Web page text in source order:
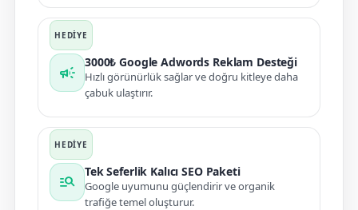
campaign
3000₺ Google Adwords Reklam Desteği
Hızlı görünürlük sağlar ve doğru kitleye daha
çabuk ulaştırır.
manage_search
Tek Seferlik Kalıcı SEO Paketi
Google uyumunu güçlendirir ve organik
trafiğe temel oluşturur.